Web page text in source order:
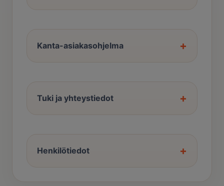
Kanta-asiakasohjelma +
Tuki ja yhteystiedot +
Henkilötiedot +